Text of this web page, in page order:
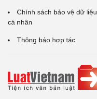
Chính sách bảo vệ dữ liệu
cá nhân
Thông báo hợp tác